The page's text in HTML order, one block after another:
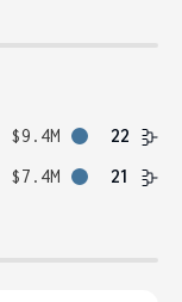
$9.4M
22
$7.4M 21